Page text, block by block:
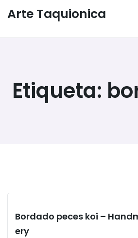
Arte Taquionica
Etiqueta:
Bordado peces koi –
ery